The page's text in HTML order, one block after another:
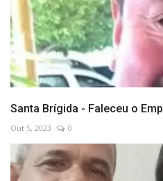
Santa Brígida - Faleceu o
Out 5, 2023 0